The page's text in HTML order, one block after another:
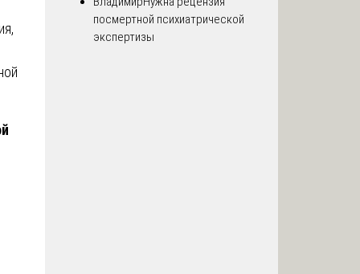
посмертной психиатрической
экспертизы